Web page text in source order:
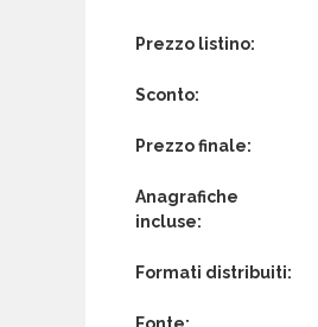
Prezzo listino:
Sconto:
Prezzo finale:
Anagrafiche
incluse:
Formati distribuiti: